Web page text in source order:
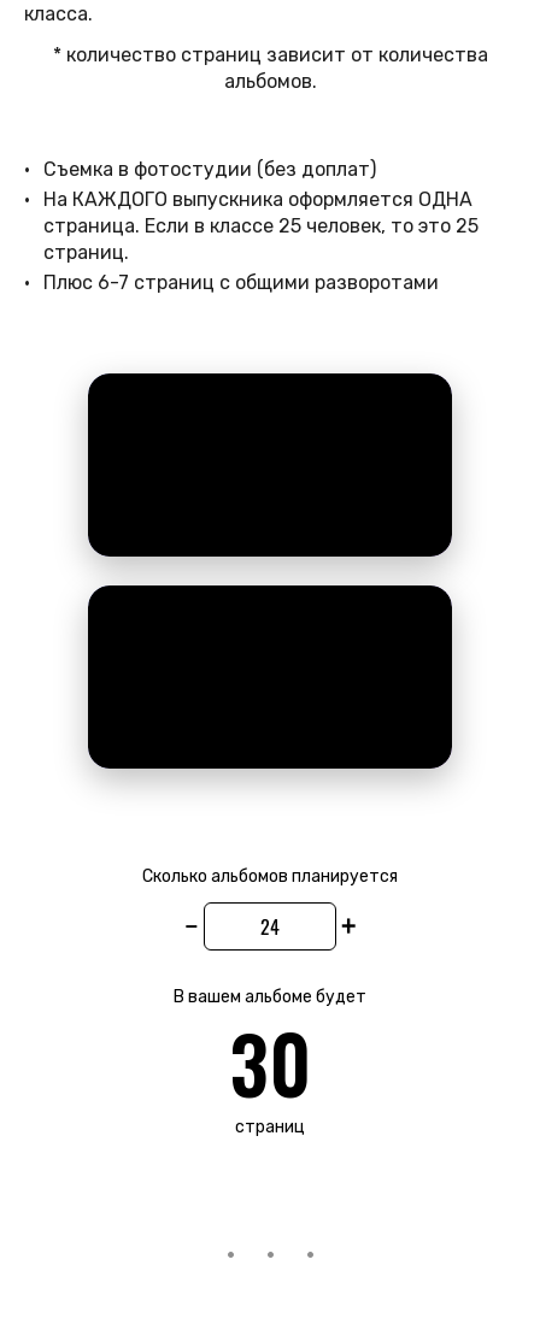
класса.
* количество страниц зависит от количества
альбомов.
Съемка в фотостудии (без доплат)
На КАЖДОГО выпускника оформляется ОДНА
страница. Если в классе 25 человек, то это 25
страниц.
Плюс 6-7 страниц с общими разворотами
Сколько альбомов планируется
− +
В вашем альбоме будет
30
страниц